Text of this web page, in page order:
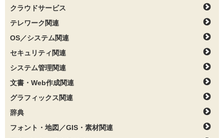
クラウドサービス
テレワーク関連
OS／システム関連
セキュリティ関連
システム管理関連
文書・Web作成関連
グラフィックス関連
辞典
フォント・地図／GIS・素材関連